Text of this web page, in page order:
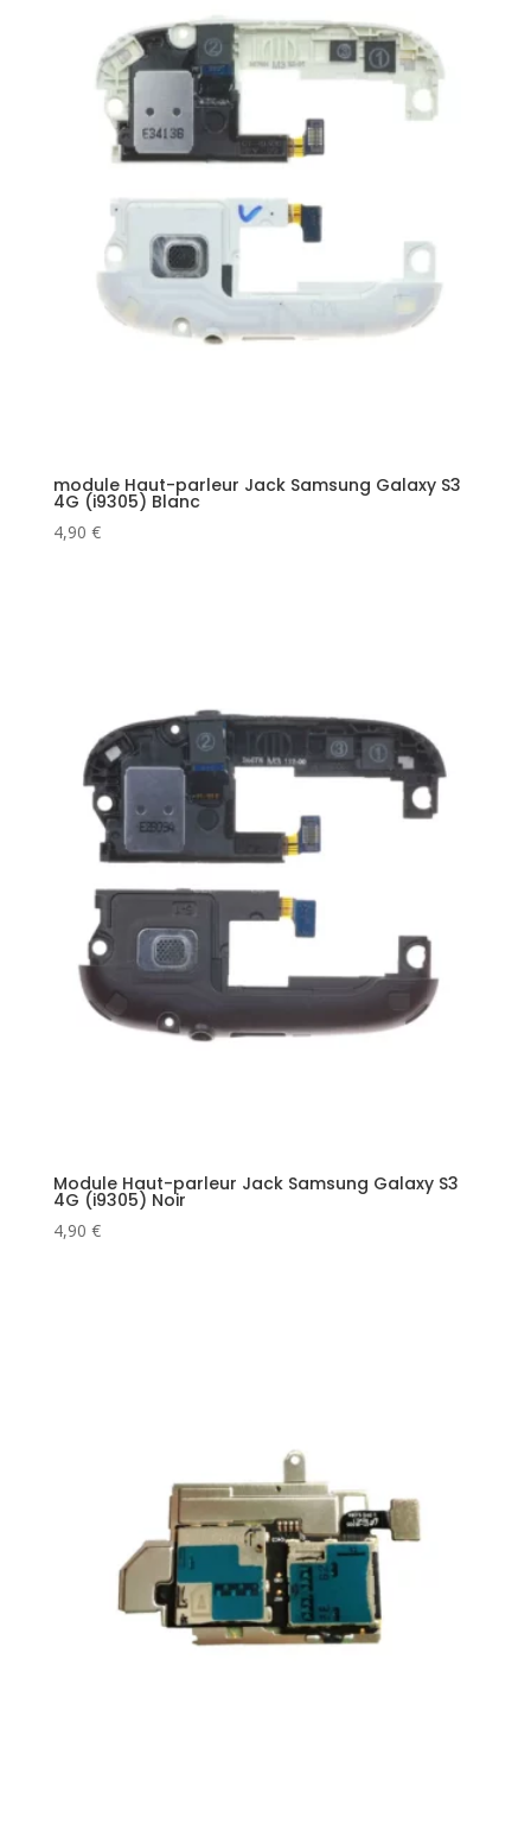
module Haut-parleur Jack Samsung Galaxy S3
4G (i9305) Blanc
4,90 €
Module Haut-parleur Jack Samsung Galaxy S3
4G (i9305) Noir
4,90 €